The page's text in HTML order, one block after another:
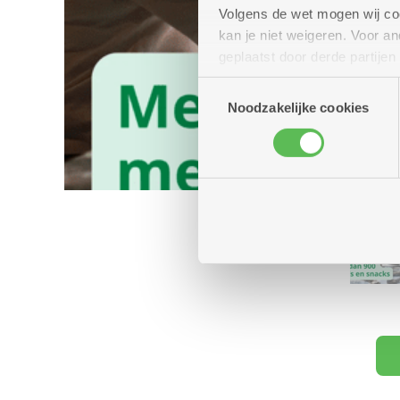
Volgens de wet mogen wij
kan je niet weigeren. Voor
(geanonimiseerd) gebruik
combineren met andere
Noodzakelijke cookies